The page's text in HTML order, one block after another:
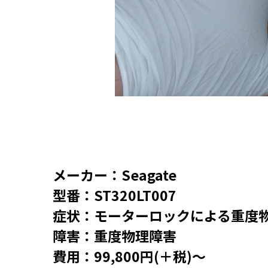
メーカー：Seagate
型番：ST320LT007
症状：モーターロックによる重度
障害：重度物理障害
費用：99,800円(＋税)～